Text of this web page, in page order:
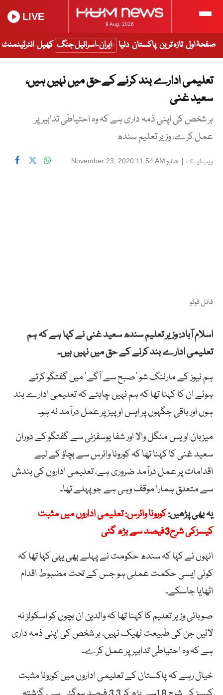
9 Aug, 2026
LIVE
صفحۂ اول تازہ ترین پاکستان دنیا ایران-اسرائیل جنگ کھیل انٹرٹینمنٹ
تعلیمی ادارے بند کرنے کے حق میں نہیں ہیں،
سعید غنی
ہر شخص کی اپنی ذمہ داری ہے کہ وہ احتیاطی تدابیر پر
عمل کرے، وزیر تعلیم سندھ
ویب ڈیسک | شائع November 23, 2020 11:54 AM
فائل فوٹو
اسلام آباد: وزیر تعلیم سندھ سعید غنی نے کہا ہے کہ ہم
تعلیمی ادارے بند کرنے کے حق میں نہیں ہیں۔
ہم نیوز کے مارننگ شو ’صبح سے آگے‘ میں گفتگو کرتے
ہوئے ان کا کہنا تھا کہ ہم نہیں چاہتے کہ تعلیمی ادارے بند
ہوں اور باقی جگہوں پر ایس او پیز پر عمل درآمد نہ ہو۔
میزبان اویس منگل والا اور شفا یوسفزئی سے گفتگو کے دوران
سعید غنی کا کہنا تھا کہ کورونا وائرس سے بچاؤ کے لیے
اقدامات پر عمل درآمد ضروری ہے، تعلیمی اداروں کی بندش
سے متعلق ہمارا موقف وہی ہے جو پہلے تھا۔
یہ بھی پڑھیں:کورونا وائرس: تعلیمی اداروں میں مثبت
کیسزکی شرح3فیصد سے بڑھ گئی
انہوں نے کہا کہ سندھ حکومت نے پہلے بھی یہی کہا تھا کہ
کوئی ایسی حکمت عملی ہو جس کے تحت مضبوط اقدام
اٹھایا جاسکے۔
صوبائی وزیر تعلیم کا کہنا تھا کہ والدین ان بچوں کو اسکولز نہ
لائیں جن کی طبیعت ٹھیک نہیں، ہر شخص کی اپنی ذمہ داری
ہے کہ وہ احتیاطی تدابیر پر عمل کرے۔
خیال رہے کہ پاکستان کے تعلیمی اداروں میں کورونا مثبت